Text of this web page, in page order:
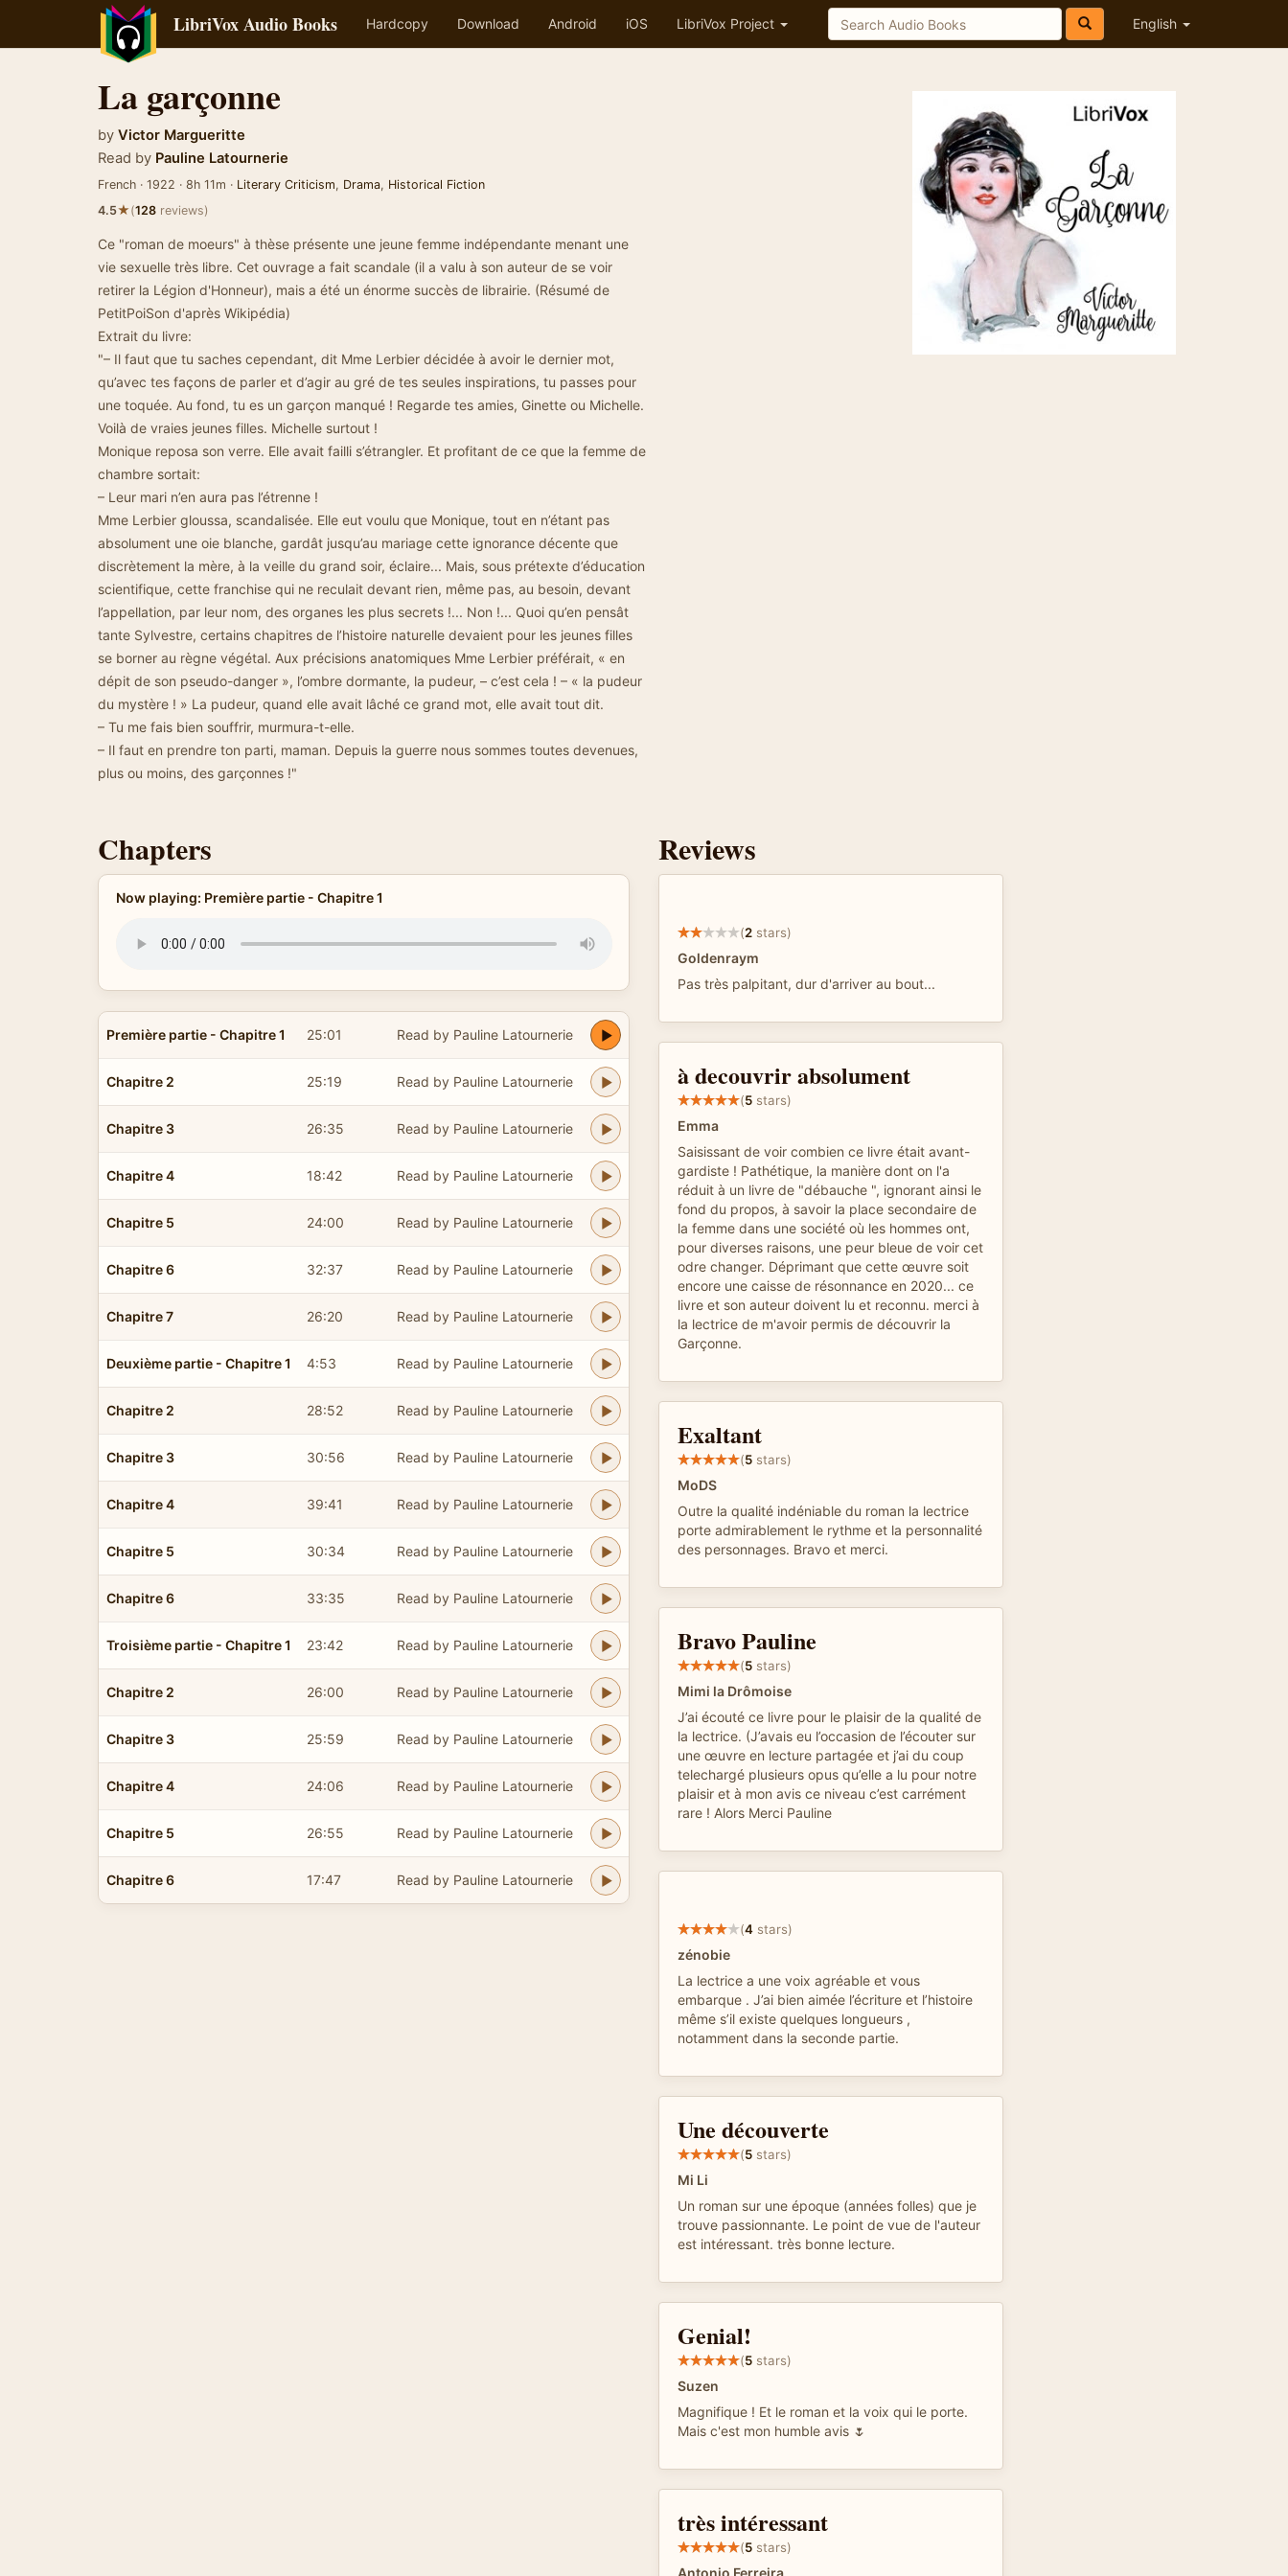
LibriVox Audio Books Hardcopy Download Android iOS LibriVox Project English
La garçonne
by Victor Margueritte
Read by Pauline Latournerie
French · 1922 · 8h 11m · Literary Criticism, Drama, Historical Fiction
4.5★(128 reviews)
Ce "roman de moeurs" à thèse présente une jeune femme indépendante menant une
vie sexuelle très libre. Cet ouvrage a fait scandale (il a valu à son auteur de se voir
retirer la Légion d'Honneur), mais a été un énorme succès de librairie. (Résumé de
PetitPoiSon d'après Wikipédia)
Extrait du livre:
"– Il faut que tu saches cependant, dit Mme Lerbier décidée à avoir le dernier mot,
qu’avec tes façons de parler et d’agir au gré de tes seules inspirations, tu passes pour
une toquée. Au fond, tu es un garçon manqué ! Regarde tes amies, Ginette ou Michelle.
Voilà de vraies jeunes filles. Michelle surtout !
Monique reposa son verre. Elle avait failli s’étrangler. Et profitant de ce que la femme de
chambre sortait:
– Leur mari n’en aura pas l’étrenne !
Mme Lerbier gloussa, scandalisée. Elle eut voulu que Monique, tout en n’étant pas
absolument une oie blanche, gardât jusqu’au mariage cette ignorance décente que
discrètement la mère, à la veille du grand soir, éclaire... Mais, sous prétexte d’éducation
scientifique, cette franchise qui ne reculait devant rien, même pas, au besoin, devant
l’appellation, par leur nom, des organes les plus secrets !... Non !... Quoi qu’en pensât
tante Sylvestre, certains chapitres de l’histoire naturelle devaient pour les jeunes filles
se borner au règne végétal. Aux précisions anatomiques Mme Lerbier préférait, « en
dépit de son pseudo-danger », l’ombre dormante, la pudeur, – c’est cela ! – « la pudeur
du mystère ! » La pudeur, quand elle avait lâché ce grand mot, elle avait tout dit.
– Tu me fais bien souffrir, murmura-t-elle.
– Il faut en prendre ton parti, maman. Depuis la guerre nous sommes toutes devenues,
plus ou moins, des garçonnes !"
Chapters
Now playing: Première partie - Chapitre 1
Première partie - Chapitre 1 25:01 Read by Pauline Latournerie
Chapitre 2 25:19 Read by Pauline Latournerie
Chapitre 3 26:35 Read by Pauline Latournerie
Chapitre 4 18:42 Read by Pauline Latournerie
Chapitre 5 24:00 Read by Pauline Latournerie
Chapitre 6 32:37 Read by Pauline Latournerie
Chapitre 7 26:20 Read by Pauline Latournerie
Deuxième partie - Chapitre 1 4:53 Read by Pauline Latournerie
Chapitre 2 28:52 Read by Pauline Latournerie
Chapitre 3 30:56 Read by Pauline Latournerie
Chapitre 4 39:41 Read by Pauline Latournerie
Chapitre 5 30:34 Read by Pauline Latournerie
Chapitre 6 33:35 Read by Pauline Latournerie
Troisième partie - Chapitre 1 23:42 Read by Pauline Latournerie
Chapitre 2 26:00 Read by Pauline Latournerie
Chapitre 3 25:59 Read by Pauline Latournerie
Chapitre 4 24:06 Read by Pauline Latournerie
Chapitre 5 26:55 Read by Pauline Latournerie
Chapitre 6 17:47 Read by Pauline Latournerie
Reviews
(2 stars)
Goldenraym
Pas très palpitant, dur d'arriver au bout...
à decouvrir absolument
(5 stars)
Emma
Saisissant de voir combien ce livre était avant-
gardiste ! Pathétique, la manière dont on l'a
réduit à un livre de "débauche ", ignorant ainsi le
fond du propos, à savoir la place secondaire de
la femme dans une société où les hommes ont,
pour diverses raisons, une peur bleue de voir cet
odre changer. Déprimant que cette œuvre soit
encore une caisse de résonnance en 2020... ce
livre et son auteur doivent lu et reconnu. merci à
la lectrice de m'avoir permis de découvrir la
Garçonne.
Exaltant
(5 stars)
MoDS
Outre la qualité indéniable du roman la lectrice
porte admirablement le rythme et la personnalité
des personnages. Bravo et merci.
Bravo Pauline
(5 stars)
Mimi la Drômoise
J’ai écouté ce livre pour le plaisir de la qualité de
la lectrice. (J’avais eu l’occasion de l’écouter sur
une œuvre en lecture partagée et j’ai du coup
telechargé plusieurs opus qu’elle a lu pour notre
plaisir et à mon avis ce niveau c’est carrément
rare ! Alors Merci Pauline
(4 stars)
zénobie
La lectrice a une voix agréable et vous
embarque . J’ai bien aimée l’écriture et l’histoire
même s’il existe quelques longueurs ,
notamment dans la seconde partie.
Une découverte
(5 stars)
Mi Li
Un roman sur une époque (années folles) que je
trouve passionnante. Le point de vue de l'auteur
est intéressant. très bonne lecture.
Genial!
(5 stars)
Suzen
Magnifique ! Et le roman et la voix qui le porte.
Mais c'est mon humble avis 🌷
très intéressant
(5 stars)
Antonio Ferreira